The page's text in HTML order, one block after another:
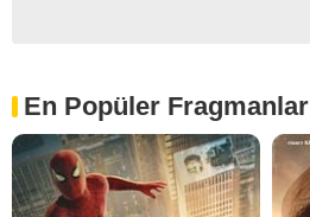
En Popüler Fragmanlar